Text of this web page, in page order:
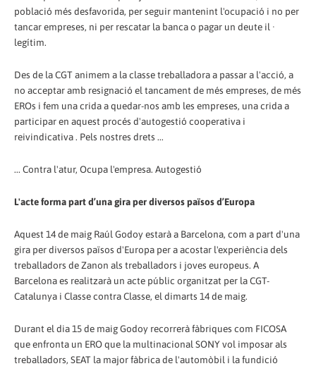
població més desfavorida, per seguir mantenint l'ocupació i no per
tancar empreses, ni per rescatar la banca o pagar un deute il ·
legítim.
Des de la CGT animem a la classe treballadora a passar a l'acció, a
no acceptar amb resignació el tancament de més empreses, de més
EROs i fem una crida a quedar-nos amb les empreses, una crida a
participar en aquest procés d'autogestió cooperativa i
reivindicativa . Pels nostres drets ...
... Contra l'atur, Ocupa l'empresa. Autogestió
L'acte forma part d’una gira per diversos països d’Europa
Aquest 14 de maig Raúl Godoy estarà a Barcelona, com a part d'una
gira per diversos països d'Europa per a acostar l'experiència dels
treballadors de Zanon als treballadors i joves europeus. A
Barcelona es realitzarà un acte públic organitzat per la CGT-
Catalunya i Classe contra Classe, el dimarts 14 de maig.
Durant el dia 15 de maig Godoy recorrerà fàbriques com FICOSA
que enfronta un ERO que la multinacional SONY vol imposar als
treballadors, SEAT la major fàbrica de l'automòbil i la fundició